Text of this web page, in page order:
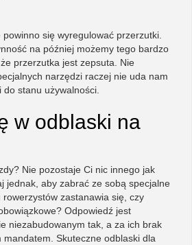
się wyregulować przerzutki.
na później możemy tego bardzo
przerzutka jest zepsuta. Nie
narzędzi raczej nie uda nam
stanu używalności.
w odblaski na
Nie pozostaje Ci nic innego jak
jednak, aby zabrać ze sobą specjalne
rowerzystów zastanawia się, czy
Odpowiedź jest
niezabudowanym tak, a za ich brak
Skuteczne odblaski dla